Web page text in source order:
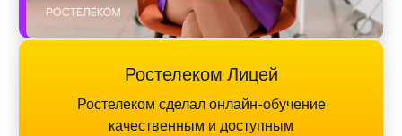
Ростелеком Лицей
Ростелеком сделал онлайн-обучение
качественным и доступным